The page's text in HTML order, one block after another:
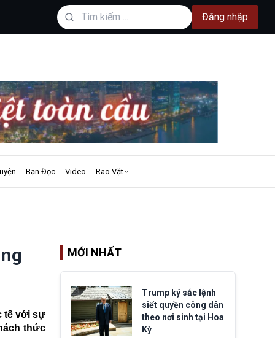
Đăng nhập
Bạn Đọc Video Rao Vặt
tế với sự
thức
MỚI NHẤT
Trump ký sắc lệnh
siết quyền công dân
theo nơi sinh tại Hoa
Kỳ